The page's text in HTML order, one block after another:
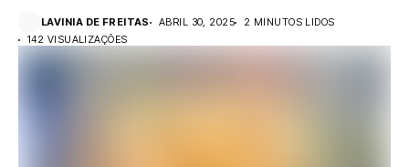
LAVINIA DE FREITAS ABRIL 30, 2025
2 MINUTOS LIDOS
142 VISUALIZAÇÕES